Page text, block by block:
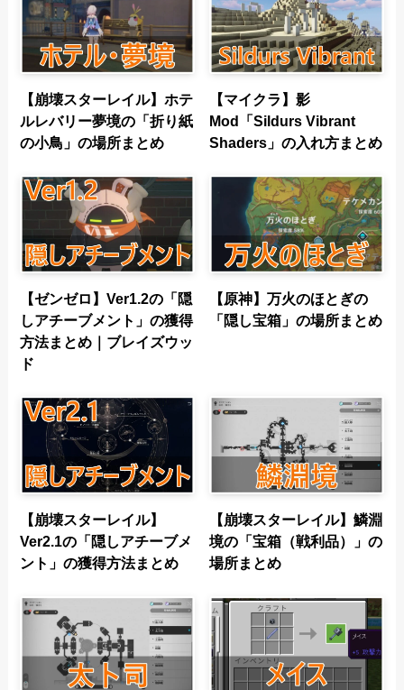
【崩壊スターレイル】ホテ
ルレバリー夢境の「折り紙
の小鳥」の場所まとめ
【マイクラ】影
Mod「Sildurs Vibrant
Shaders」の入れ方まとめ
【ゼンゼロ】Ver1.2の「隠
しアチーブメント」の獲得
方法まとめ｜ブレイズウッ
ド
【原神】万火のほとぎの
「隠し宝箱」の場所まとめ
【崩壊スターレイル】
Ver2.1の「隠しアチーブメ
ント」の獲得方法まとめ
【崩壊スターレイル】鱗淵
境の「宝箱（戦利品）」の
場所まとめ